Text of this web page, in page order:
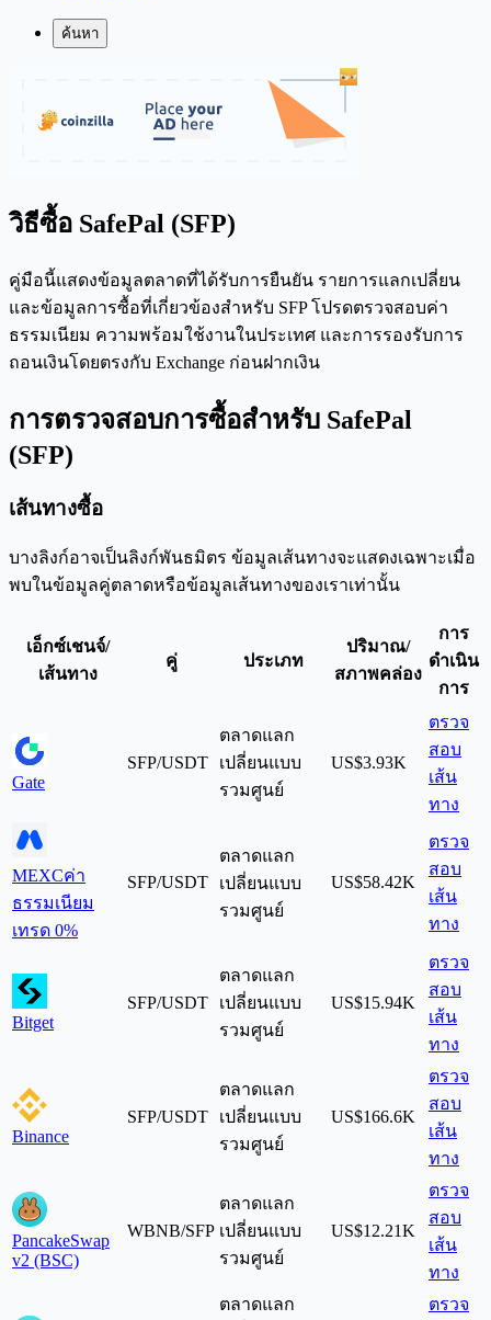
ค้นหา
วิธีซื้อ SafePal (SFP)
คู่มือนี้แสดงข้อมูลตลาดที่ได้รับการยืนยัน รายการแลกเปลี่ยน
และข้อมูลการซื้อที่เกี่ยวข้องสำหรับ SFP โปรดตรวจสอบค่า
ธรรมเนียม ความพร้อมใช้งานในประเทศ และการรองรับการ
ถอนเงินโดยตรงกับ Exchange ก่อนฝากเงิน
การตรวจสอบการซื้อสำหรับ SafePal
(SFP)
เส้นทางซื้อ
บางลิงก์อาจเป็นลิงก์พันธมิตร ข้อมูลเส้นทางจะแสดงเฉพาะเมื่อ
พบในข้อมูลคู่ตลาดหรือข้อมูลเส้นทางของเราเท่านั้น
เอ็กซ์เชนจ์/
เส้นทาง
คู่ ประเภท
ปริมาณ/
สภาพคล่อง
การ
ดำเนิน
การ
Gate
SFP/USDT
ตลาดแลก
เปลี่ยนแบบ
รวมศูนย์
US$3.93K
ตรวจ
สอบ
เส้น
ทาง
MEXCค่า
ธรรมเนียม
เทรด 0%
SFP/USDT
ตลาดแลก
เปลี่ยนแบบ
รวมศูนย์
US$58.42K
ตรวจ
สอบ
เส้น
ทาง
Bitget
SFP/USDT
ตลาดแลก
เปลี่ยนแบบ
รวมศูนย์
US$15.94K
ตรวจ
สอบ
เส้น
ทาง
Binance
SFP/USDT
ตลาดแลก
เปลี่ยนแบบ
รวมศูนย์
US$166.6K
ตรวจ
สอบ
เส้น
ทาง
PancakeSwap
v2 (BSC)
WBNB/SFP
ตลาดแลก
เปลี่ยนแบบ
รวมศูนย์
US$12.21K
ตรวจ
สอบ
เส้น
ทาง
ตลาดแลก
ตรวจ